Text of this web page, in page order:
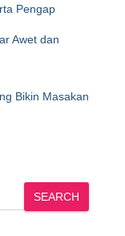
Pengap
Awet dan
Bikin Masakan
SEARCH